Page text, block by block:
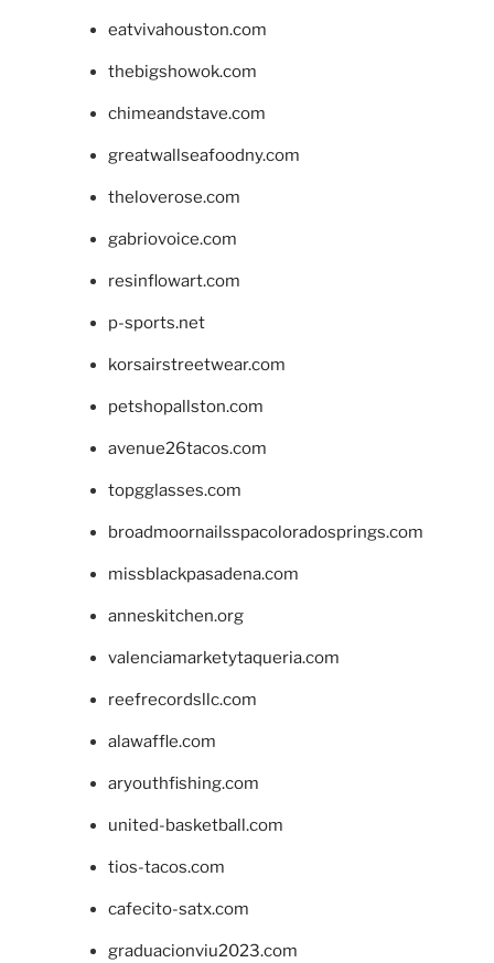
eatvivahouston.com
thebigshowok.com
chimeandstave.com
greatwallseafoodny.com
theloverose.com
gabriovoice.com
resinflowart.com
p-sports.net
korsairstreetwear.com
petshopallston.com
avenue26tacos.com
topgglasses.com
broadmoornailsspacoloradosprings.com
missblackpasadena.com
anneskitchen.org
valenciamarketytaqueria.com
reefrecordsllc.com
alawaffle.com
aryouthfishing.com
united-basketball.com
tios-tacos.com
cafecito-satx.com
graduacionviu2023.com